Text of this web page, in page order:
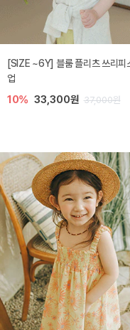
[SIZE ~6Y] 블룸 플리츠 쓰리피
업
10% 33,300원 37,000원